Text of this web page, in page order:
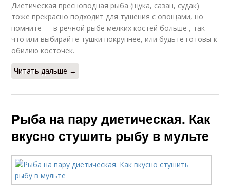
Диетическая пресноводная рыба (щука, сазан, судак)
тоже прекрасно подходит для тушения с овощами, но
помните — в речной рыбе мелких костей больше , так
что или выбирайте тушки покрупнее, или будьте готовы к
обилию косточек.
Читать дальше →
Рыба на пару диетическая. Как
вкусно стушить рыбу в мульте